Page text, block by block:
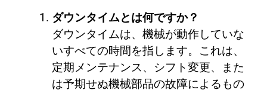
ダウンタイムとは何ですか？
ダウンタイムは、機械が動作していな
いすべての時間を指します。これは、
定期メンテナンス、シフト変更、また
は予期せぬ機械部品の故障によるもの